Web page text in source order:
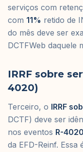
serviços com
com 11% retido de
do mês deve ser
DCTFWeb daquele
IRRF sobre
4020)
Terceiro, o IRRF
DCTF) deve ser
nos eventos R-4020
da EFD-Reinf. Essa